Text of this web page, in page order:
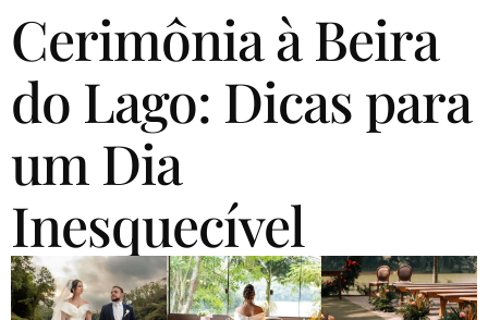
Cerimônia à Beira
do Lago: Dicas para
um Dia
Inesquecível